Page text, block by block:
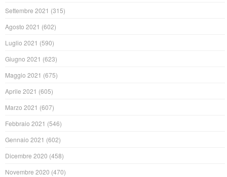
Settembre 2021 (315)
Agosto 2021 (602)
Luglio 2021 (590)
Giugno 2021 (623)
Maggio 2021 (675)
Aprile 2021 (605)
Marzo 2021 (607)
Febbraio 2021 (546)
Gennaio 2021 (602)
Dicembre 2020 (458)
Novembre 2020 (470)